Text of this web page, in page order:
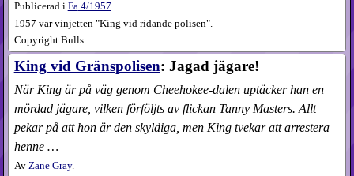
Publicerad i Fa4​/1957.
1957 var vinjetten "King vid ridande polisen".
Copyright Bulls
King vid Gränspolisen: Jagad jägare!
När King är på väg genom Cheehokee-dalen uptäcker han en
mördad jägare, vilken förföljts av flickan Tanny Masters. Allt
pekar på att hon är den skyldiga, men King tvekar att arrestera
henne …
Av Zane Gray.